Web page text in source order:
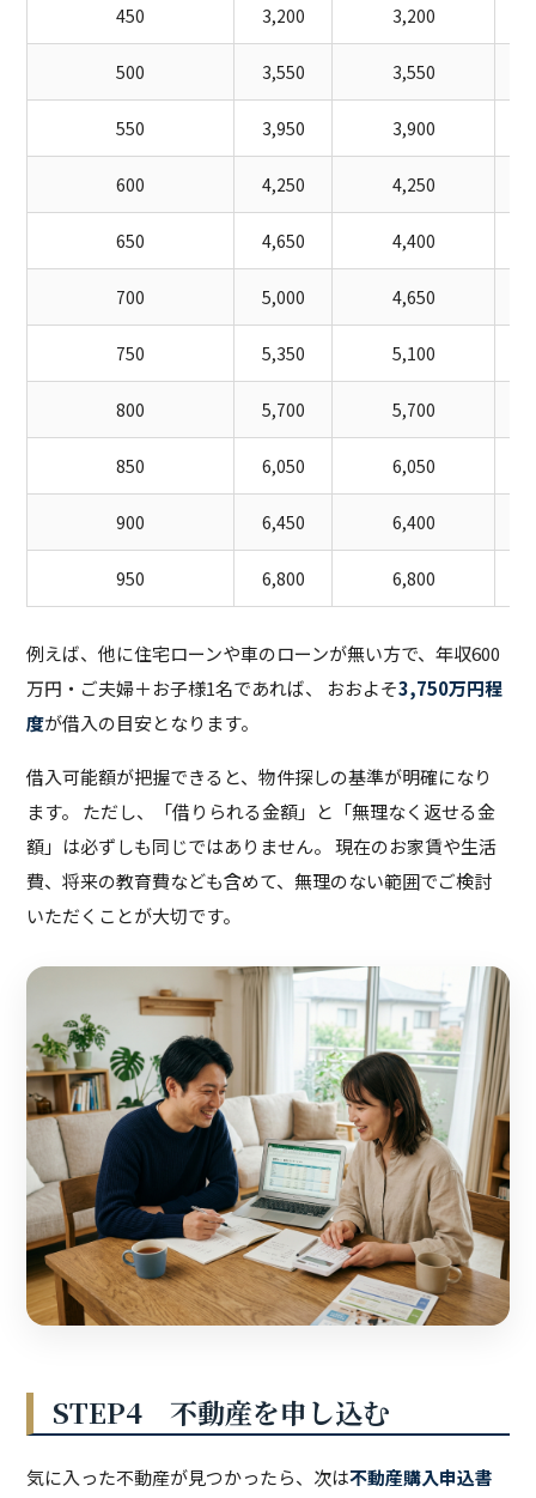
450 3,200 3,200
500 3,550 3,550
550 3,950 3,900
600 4,250 4,250
650 4,650 4,400
700 5,000 4,650
750 5,350 5,100
800 5,700 5,700
850 6,050 6,050
900 6,450 6,400
950 6,800 6,800
例えば、他に住宅ローンや車のローンが無い方で、年収600
万円・ご夫婦＋お子様1名であれば、 おおよそ3,750万円程
度が借入の目安となります。
借入可能額が把握できると、物件探しの基準が明確になり
ます。 ただし、「借りられる金額」と「無理なく返せる金
額」は必ずしも同じではありません。 現在のお家賃や生活
費、将来の教育費なども含めて、無理のない範囲でご検討
いただくことが大切です。
STEP4 不動産を申し込む
気に入った不動産が見つかったら、次は不動産購入申込書